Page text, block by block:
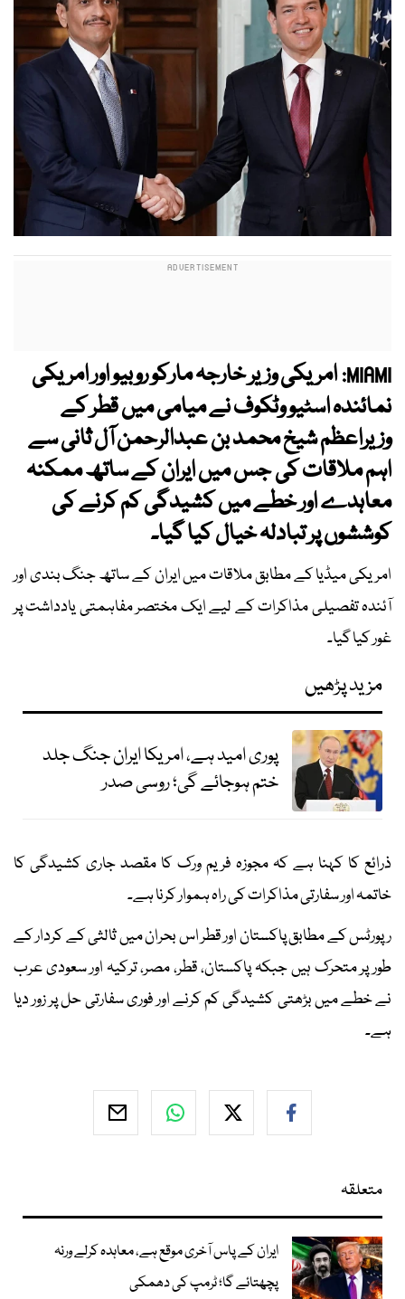
MIAMI: امریکی وزیر خارجہ مارکو روبیو اور امریکی
نمائندہ اسٹیو وٹکوف نے میامی میں قطر کے
وزیراعظم شیخ محمد بن عبدالرحمن آل ثانی سے
اہم ملاقات کی جس میں ایران کے ساتھ ممکنہ
معاہدے اور خطے میں کشیدگی کم کرنے کی
کوششوں پر تبادلہ خیال کیا گیا۔
امریکی میڈیا کے مطابق ملاقات میں ایران کے ساتھ جنگ بندی اور
آئندہ تفصیلی مذاکرات کے لیے ایک مختصر مفاہمتی یادداشت پر
غور کیا گیا۔
مزید پڑھیں
پوری امید ہے، امریکا ایران جنگ جلد
ختم ہوجائے گی؛ روسی صدر
ذرائع کا کہنا ہے کہ مجوزہ فریم ورک کا مقصد جاری کشیدگی کا
خاتمہ اور سفارتی مذاکرات کی راہ ہموار کرنا ہے۔
رپورٹس کے مطابق پاکستان اور قطر اس بحران میں ثالثی کے کردار کے
طور پر متحرک ہیں جبکہ پاکستان، قطر، مصر، ترکیہ اور سعودی عرب
نے خطے میں بڑھتی کشیدگی کم کرنے اور فوری سفارتی حل پر زور دیا
ہے۔
متعلقہ
ایران کے پاس آخری موقع ہے، معاہدہ کرلے ورنہ
پچھتائے گا؛ ٹرمپ کی دھمکی